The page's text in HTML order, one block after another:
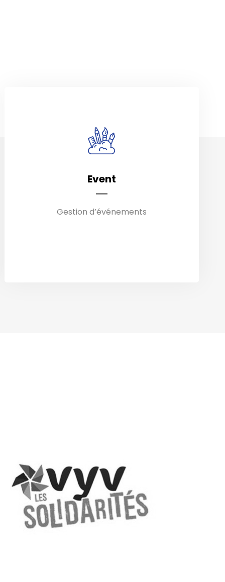
Event
Gestion d’événements
Définition des objectifs /
Conceptualisation / Planning /
Organisation / Coordination / Bilan
VYV FESTIVAL 2019